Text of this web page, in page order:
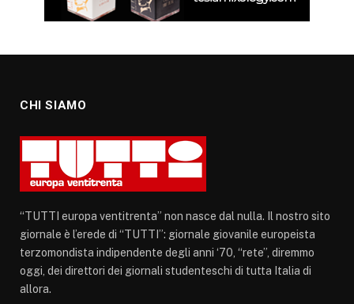
CHI SIAMO
“TUTTI europa ventitrenta” non nasce dal nulla. Il nostro sito
giornale è l’erede di “TUTTI”: giornale giovanile europeista
terzomondista indipendente degli anni ‘70, “rete”, diremmo
oggi, dei direttori dei giornali studenteschi di tutta Italia di
allora.